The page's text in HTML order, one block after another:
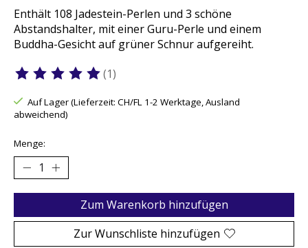
Enthält 108 Jadestein-Perlen und 3 schöne
Abstandshalter, mit einer Guru-Perle und einem
Buddha-Gesicht auf grüner Schnur aufgereiht.
Die Bewertung dieses Produkts ist
(1)
Auf Lager (Lieferzeit: CH/FL 1-2 Werktage, Ausland
abweichend)
Menge:
Zum Warenkorb hinzufügen
Zur Wunschliste hinzufügen